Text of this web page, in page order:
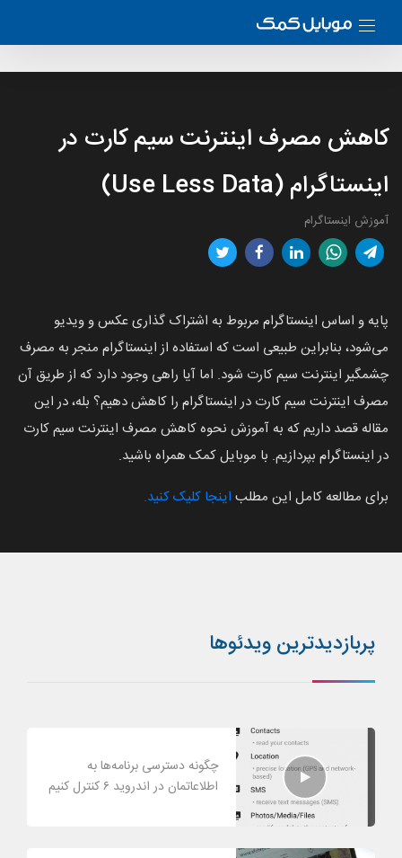
کاهش مصرف اینترنت سیم کارت در
اینستاگرام (Use Less Data)
آموزش اینستاگرام
پایه و اساس اینستاگرام مربوط به اشتراک گذاری عکس و ویدیو
می‌شود، بنابراین طبیعی است که استفاده از اینستاگرام منجر به مصرف
چشمگیر اینترنت سیم کارت شود. اما آیا راهی وجود دارد که از طریق آن
مصرف اینترنت سیم کارت در اینستاگرام را کاهش دهیم؟ بله، در این
مقاله قصد داریم که به آموزش نحوه کاهش مصرف اینترنت سیم کارت
در اینستاگرام بپردازیم. با موبایل کمک همراه باشید.
برای مطالعه کامل این مطلب اینجا کلیک کنید.
پربازدیدترین ویدئوها
چگونه دسترسی برنامه‌ها به
اطلاعاتمان در اندروید ۶ کنترل کنیم